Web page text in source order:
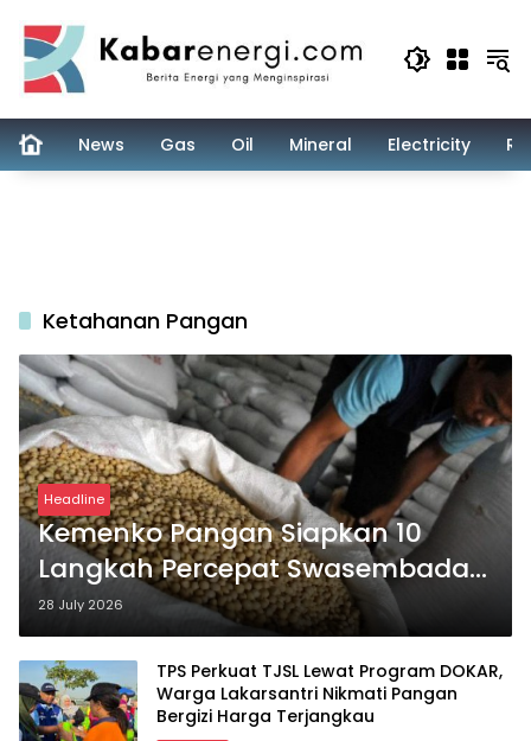
content
News Gas Oil Mineral Electricity
Ketahanan Pangan
Headline
Kemenko Pangan Siapkan 10
Langkah Percepat Swasembada
Kedelai, Fokus Kurangi
Ketergantungan Impor
28 July 2026
TPS Perkuat TJSL Lewat Program DOKAR,
Warga Lakarsantri Nikmati Pangan
Bergizi Harga Terjangkau